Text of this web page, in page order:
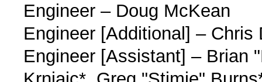
Engineer – Doug McKean
Engineer [Additional] – Chris
Engineer [Assistant] – Brian